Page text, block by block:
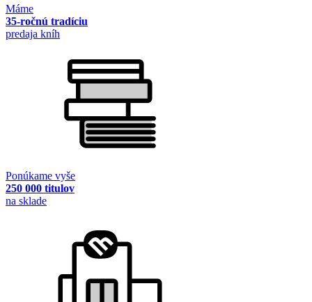
Máme
35-ročnú tradíciu
predaja kníh
Ponúkame vyše
250 000 titulov
na sklade